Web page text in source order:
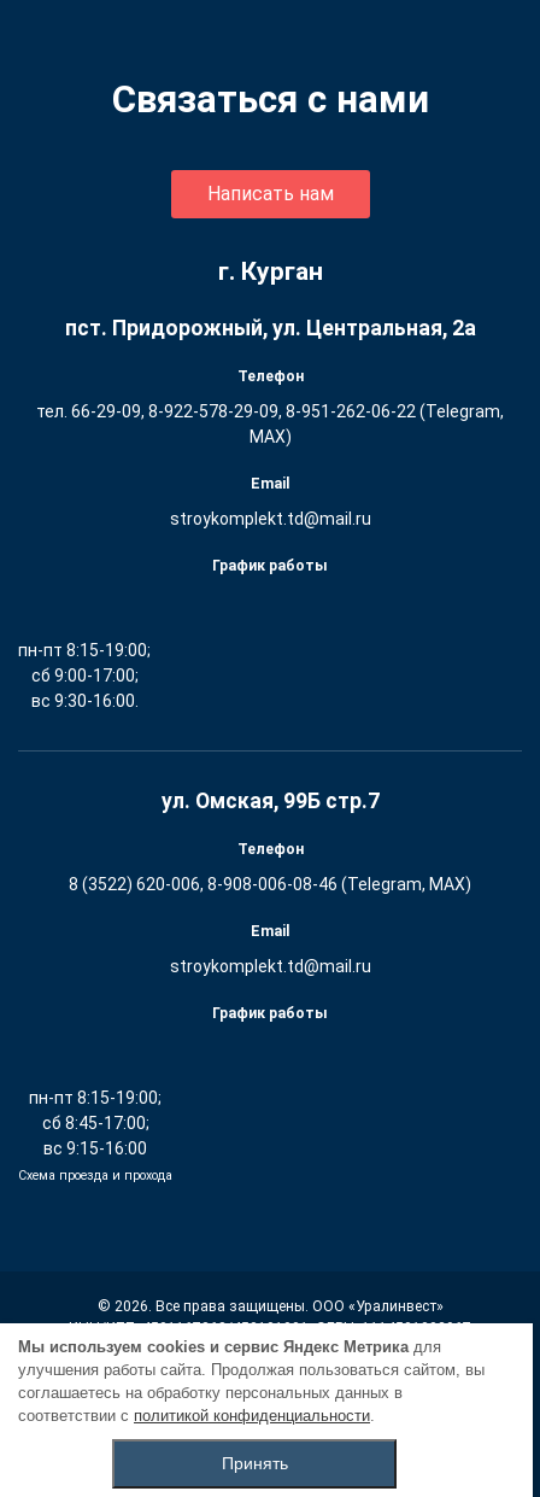
Связаться с нами
Написать нам
г. Курган
пст. Придорожный, ул. ​Центральная, 2а
Телефон
тел. 66-29-09, 8-922-578-29-09, 8-951-262-06-22 (Telegram,
MAX)
Email
stroykomplekt.td@mail.ru
График работы
пн-пт 8:15-19:00;
сб 9:00-17:00;
вс 9:30-16:00.
ул. Омская, 99Б стр.7
Телефон
8 (3522) 620-006, 8-908-006-08-46 (Telegram, MAX)
Email
stroykomplekt.td@mail.ru
График работы
пн-пт 8:15-19:00;
сб 8:45-17:00;
вс 9:15-16:00
Схема проезда и прохода
© 2026. Все права защищены. ООО «Уралинвест»
ИНН/КПП: 4501167368/450101001, ОГРН: 1114501002967
Политика конфиденциальности
Карта сайта
Продвижение сайта - infox45.ru
Мы используем cookies и сервис Яндекс Метрикадля
улучшения работы сайта. Продолжая пользоваться сайтом, вы
соглашаетесь на обработку персональных данных в
соответствии с политикой конфиденциальности.
Принять